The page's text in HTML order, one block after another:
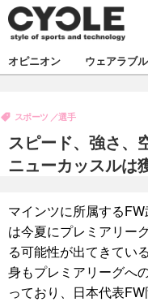
製品/用品
飲食
コラム
ボイス
デバイス
ビジネス
選手
動画
試乗会
ツアー
芸能
話題
ライフ
社会
オピニオン ウェアラブル
スピード、強さ、
ニューカッスルは
スポーツ 選手
マインツに所属する
は今夏にプレミアリー
る可能性が出てきてい
身もプレミアリーグへ
っており、日本代表